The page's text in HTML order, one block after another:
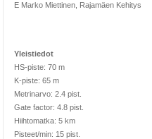
E Marko Miettinen, Rajamäen Kehitys
Yleistiedot
HS-piste: 70 m
K-piste: 65 m
Metrinarvo: 2.4 pist.
Gate factor: 4.8 pist.
Hiihtomatka: 5 km
Pisteet/min: 15 pist.